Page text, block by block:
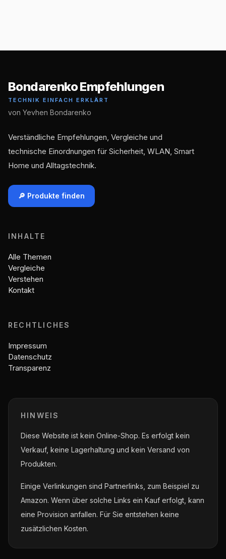
Bondarenko Empfehlungen
TECHNIK EINFACH ERKLÄRT
von Yevhen Bondarenko
Verständliche Empfehlungen, Vergleiche und
technische Einordnungen für Sicherheit, WLAN, Smart
Home und Alltagstechnik.
🔎 Produkte finden
INHALTE
Alle Themen
Vergleiche
Verstehen
Kontakt
RECHTLICHES
Impressum
Datenschutz
Transparenz
HINWEIS
Diese Website ist kein Online-Shop. Es erfolgt kein
Verkauf, keine Lagerhaltung und kein Versand von
Produkten.
Einige Verlinkungen sind Partnerlinks, zum Beispiel zu
Amazon. Wenn über solche Links ein Kauf erfolgt, kann
eine Provision anfallen. Für Sie entstehen keine
zusätzlichen Kosten.